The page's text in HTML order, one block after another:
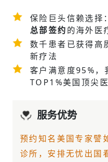
保险巨头信赖选择
总部签约的海外医
数千患者已获得高
新疗法
客户满意度95%，
TOP1%美国顶尖
服务优势
预约知名美国专家譬
诊所，安排无忧出国